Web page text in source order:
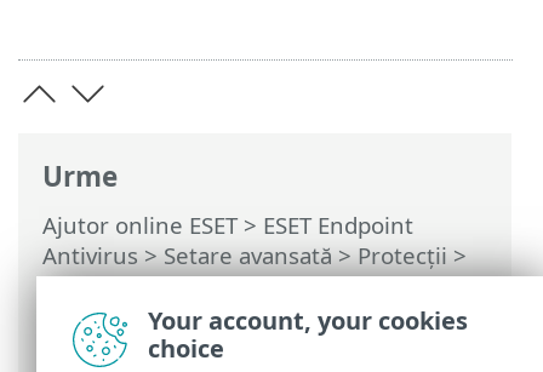
Urme
Ajutor online ESET> ESET Endpoint
Antivirus>Setare avansată>Protecții>
Protecție bazată pe cloud> Filtru de
excluderi pentru protecția bazată pe
cloud
Your account, your cookies
choice